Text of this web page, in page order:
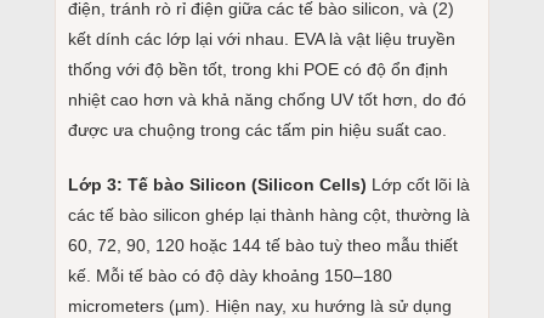
điện, tránh rò rỉ điện giữa các tế bào silicon, và (2)
kết dính các lớp lại với nhau. EVA là vật liệu truyền
thống với độ bền tốt, trong khi POE có độ ổn định
nhiệt cao hơn và khả năng chống UV tốt hơn, do đó
được ưa chuộng trong các tấm pin hiệu suất cao.
Lớp 3: Tế bào Silicon (Silicon Cells) Lớp cốt lõi là
các tế bào silicon ghép lại thành hàng cột, thường là
60, 72, 90, 120 hoặc 144 tế bào tuỳ theo mẫu thiết
kế. Mỗi tế bào có độ dày khoảng 150–180
micrometers (µm). Hiện nay, xu hướng là sử dụng